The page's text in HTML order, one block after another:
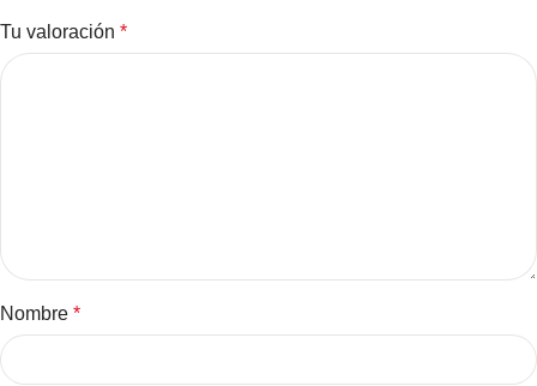
Tu valoración *
Nombre *